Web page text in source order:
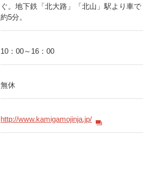
ぐ。地下鉄「北大路」「北山」駅より車で
約5分。
10：00～16：00
無休
http://www.kamigamojinja.jp/